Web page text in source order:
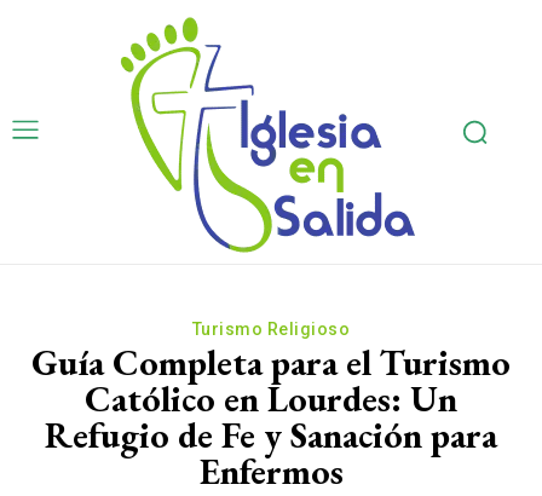
Turismo Religioso
Guía Completa para el Turismo
Católico en Lourdes: Un
Refugio de Fe y Sanación para
Enfermos